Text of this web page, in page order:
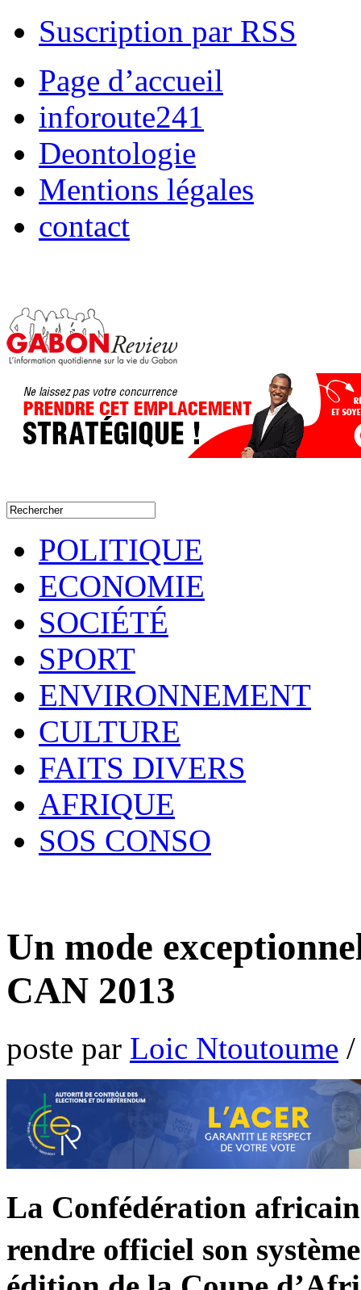
Suscription par RSS
Page d’accueil
inforoute241
Deontologie
Mentions légales
contact
POLITIQUE
ECONOMIE
SOCIÉTÉ
SPORT
ENVIRONNEMENT
CULTURE
FAITS DIVERS
AFRIQUE
SOS CONSO
Un mode
CAN 2013
poste par Loic Ntoutoume
La Confédération
rendre officiel son